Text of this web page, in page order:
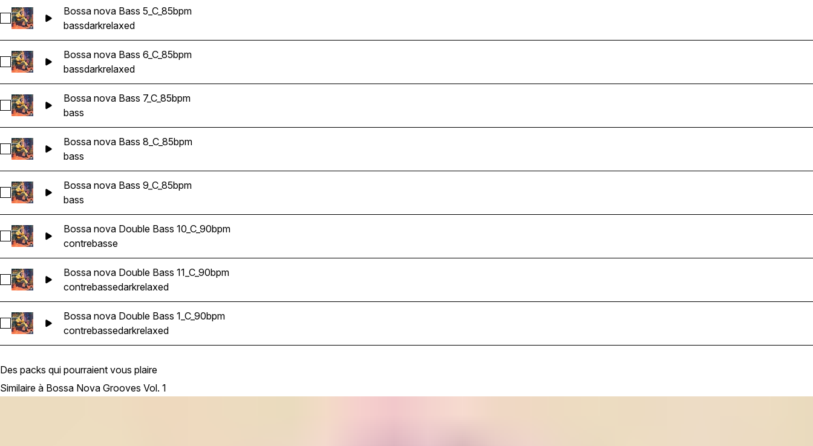
Sélectionnez Bossa nova Bass 5_C_85bpm
Bossa nova Bass 5_C_85bpm
bassdarkrelaxed
Sélectionnez Bossa nova Bass 6_C_85bpm
Bossa nova Bass 6_C_85bpm
bassdarkrelaxed
Sélectionnez Bossa nova Bass 7_C_85bpm
Bossa nova Bass 7_C_85bpm
bass
Sélectionnez Bossa nova Bass 8_C_85bpm
Bossa nova Bass 8_C_85bpm
bass
Sélectionnez Bossa nova Bass 9_C_85bpm
Bossa nova Bass 9_C_85bpm
bass
Sélectionnez Bossa nova Double Bass 10_C_90bpm
Bossa nova Double Bass 10_C_90bpm
contrebasse
Sélectionnez Bossa nova Double Bass 11_C_90bpm
Bossa nova Double Bass 11_C_90bpm
contrebassedarkrelaxed
Sélectionnez Bossa nova Double Bass 1_C_90bpm
Bossa nova Double Bass 1_C_90bpm
contrebassedarkrelaxed
Des packs qui pourraient vous plaire
Similaire à Bossa Nova Grooves Vol. 1